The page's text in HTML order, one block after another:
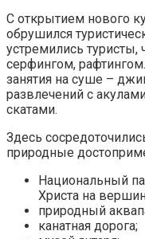
С открытием нового
обрушился
устремились туристы,
серфингом,
занятия на суше –
развлечений с
скатами.
Здесь
природные
Национальный
Христа на
природный
канатная дорога;